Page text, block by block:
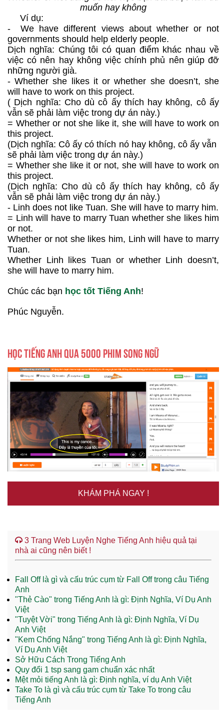
muốn hay không
Ví dụ:
- We have different views about whether or not
governments should help elderly people.
Dịch nghĩa: Chúng tôi có quan điểm khác nhau về
việc có nên hay không việc chính phủ nên giúp đỡ
những người già.
- Whether she likes it or whether she doesn’t, she
will have to work on this project.
( Dịch nghĩa: Cho dù cô ấy thích hay không, cô ấy
vẫn sẽ phải làm việc trong dự án này.)
= Whether or not she like it, she will have to work on
this project.
(Dịch nghĩa: Cô ấy có thích nó hay không, cô ấy vẫn
sẽ phải làm việc trong dự án này.)
= Whether she like it or not, she will have to work on
this project.
(Dịch nghĩa: Cho dù cô ấy thích hay không, cô ấy
vẫn sẽ phải làm việc trong dự án này.)
- Linh does not like Tuan. She will have to marry him.
= Linh will have to marry Tuan whether she likes him
or not.
Whether or not she likes him, Linh will have to marry
Tuan.
Whether Linh likes Tuan or whether Linh doesn’t,
she will have to marry him.
Chúc các bạn học tốt Tiếng Anh!
Phúc Nguyễn.
HỌC TIẾNG ANH QUA 5000 PHIM SONG NGỮ
KHÁM PHÁ NGAY !
3 Trang Web Luyện Nghe Tiếng Anh hiệu quả tại
nhà ai cũng nên biết !
Fall Off là gì và cấu trúc cụm từ Fall Off trong câu Tiếng
Anh
"Thẻ Cào" trong Tiếng Anh là gì: Định Nghĩa, Ví Dụ Anh
Việt
"Tuyệt Vời" trong Tiếng Anh là gì: Định Nghĩa, Ví Dụ
Anh Việt
"Kem Chống Nắng" trong Tiếng Anh là gì: Định Nghĩa,
Ví Dụ Anh Việt
Sở Hữu Cách Trong Tiếng Anh
Quy đổi 1 tsp sang gam chuẩn xác nhất
Mệt mỏi tiếng Anh là gì: Định nghĩa, ví dụ Anh Việt
Take To là gì và cấu trúc cụm từ Take To trong câu
Tiếng Anh